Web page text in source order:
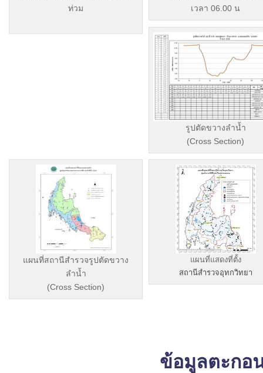
ท่วม
เวลา 06.00 น
รูปตัดขวางลำน้ำ
(Cross Section)
แผนที่สถานีสำรวจรูปตัดขวาง
ลำน้ำ
(Cross Section)
แผนที่แสดงที่ตั้ง
สถานีสำรวจอุทกวิทยา
ข้อมูลตะกอ